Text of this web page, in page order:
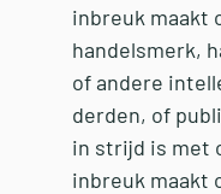
inbreuk maakt
handelsmerk,
of andere
derden, of
in strijd is met
inbreuk maakt